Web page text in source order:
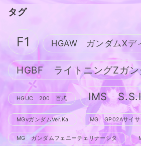
タグ
F1 HGAW ガンダムXデ
HGBF ライトニングZガン
HGUC 200 百式 IMS
MGνガンダムVer.Ka MG GP02Aサイサ
MG ガンダムフェニーチェリナーシタ